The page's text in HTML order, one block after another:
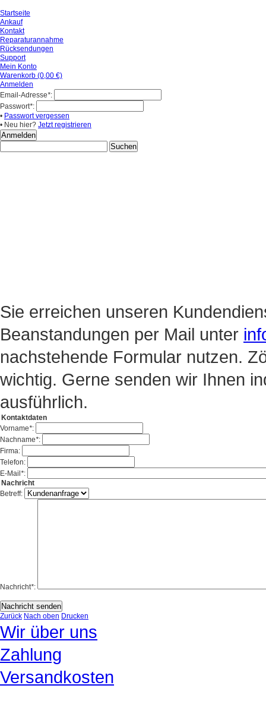
Startseite
Ankauf
Kontakt
Reparaturannahme
Rücksendungen
Support
Mein Konto
Warenkorb (0,00 €)
Anmelden
Email-Adresse*:
Passwort*:
• Passwort vergessen
• Neu hier? Jetzt registrieren
Sie erreichen unseren
Beanstandungen per Mail unter
nachstehende Formular nutzen.
wichtig. Gerne senden wir Ihnen
ausführlich.
Kontaktdaten
Vorname*:
Nachname*:
Firma:
Telefon:
E-Mail *:
Nachricht
Betreff:
Nachricht*:
Nachricht senden
Zurück Nach oben Drucken
Wir über uns
Zahlung
Versandkosten